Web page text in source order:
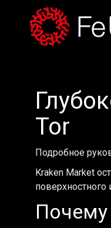
Tor
Подробное
Kraken Market
поверхностного
Почему